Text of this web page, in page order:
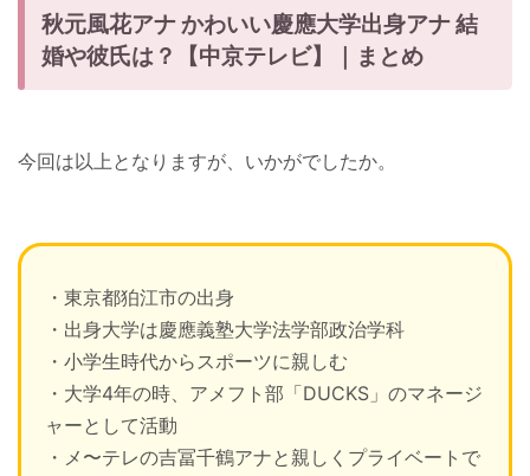
秋元風花アナ かわいい慶應大学出身アナ 結
婚や彼氏は？【中京テレビ】｜まとめ
今回は以上となりますが、いかがでしたか。
・東京都狛江市の出身
・出身大学は慶應義塾大学法学部政治学科
・小学生時代からスポーツに親しむ
・大学4年の時、アメフト部「DUCKS」のマネージ
ャーとして活動
・メ〜テレの吉冨千鶴アナと親しくプライベートで